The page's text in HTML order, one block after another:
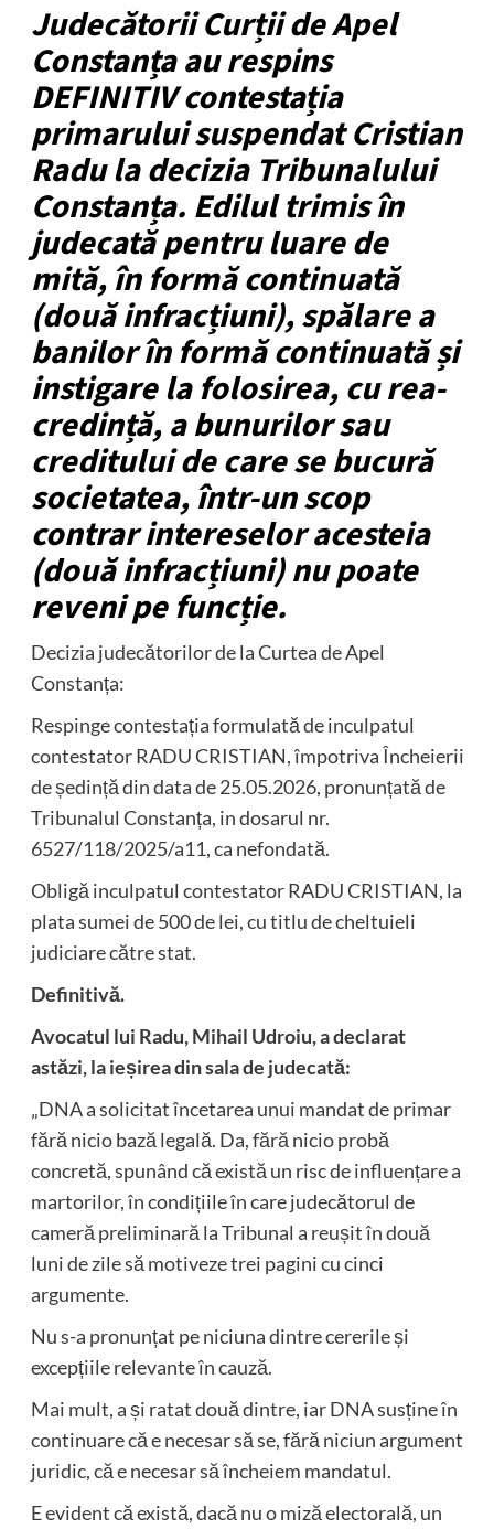
Judecătorii Curții de Apel
Constanța au respins
DEFINITIV contestația
primarului suspendat Cristian
Radu la decizia Tribunalului
Constanța. Edilul trimis în
judecată pentru luare de
mită, în formă continuată
(două infracțiuni), spălare a
banilor în formă continuată și
instigare la folosirea, cu rea-
credință, a bunurilor sau
creditului de care se bucură
societatea, într-un scop
contrar intereselor acesteia
(două infracțiuni) nu poate
reveni pe funcție.
Decizia judecătorilor de la Curtea de Apel
Constanța:
Respinge contestația formulată de inculpatul
contestator RADU CRISTIAN, împotriva Încheierii
de ședință din data de 25.05.2026, pronunțată de
Tribunalul Constanța, in dosarul nr.
6527/118/2025/a11, ca nefondată.
Obligă inculpatul contestator RADU CRISTIAN, la
plata sumei de 500 de lei, cu titlu de cheltuieli
judiciare către stat.
Definitivă.
Avocatul lui Radu, Mihail Udroiu, a declarat
astăzi, la ieșirea din sala de judecată:
„DNA a solicitat încetarea unui mandat de primar
fără nicio bază legală. Da, fără nicio probă
concretă, spunând că există un risc de influențare a
martorilor, în condițiile în care judecătorul de
cameră preliminară la Tribunal a reușit în două
luni de zile să motiveze trei pagini cu cinci
argumente.
Nu s-a pronunțat pe niciuna dintre cererile și
excepțiile relevante în cauză.
Mai mult, a și ratat două dintre, iar DNA susține în
continuare că e necesar să se, fără niciun argument
juridic, că e necesar să încheiem mandatul.
E evident că există, dacă nu o miză electorală, un